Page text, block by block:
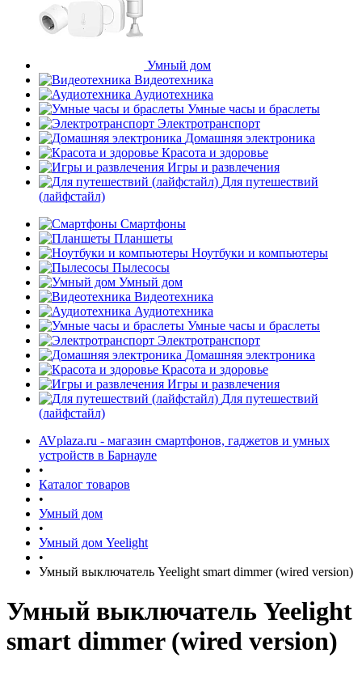
Умный дом
Видеотехника
Аудиотехника
Умные часы и браслеты
Электротранспорт
Домашняя электроника
Красота и здоровье
Игры и развлечения
Для путешествий
(лайфстайл)
Смартфоны
Планшеты
Ноутбуки и компьютеры
Пылесосы
Умный дом
Видеотехника
Аудиотехника
Умные часы и браслеты
Электротранспорт
Домашняя электроника
Красота и здоровье
Игры и развлечения
Для путешествий
(лайфстайл)
AVplaza.ru - магазин смартфонов, гаджетов и умных
устройств в Барнауле
•
Каталог товаров
•
Умный дом
•
Умный дом Yeelight
•
Умный выключатель Yeelight smart dimmer (wired version)
Умный выключатель Yeelight
smart dimmer (wired version)
раз в 2 недели